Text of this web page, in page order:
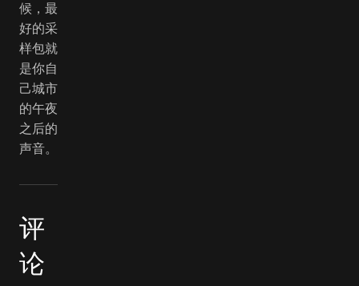
候，最
好的采
样包就
是你自
己城市
的午夜
之后的
声音。
评
论